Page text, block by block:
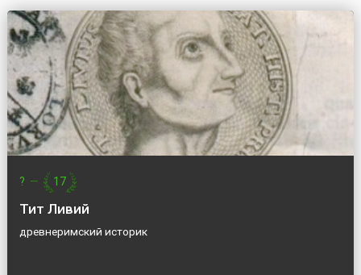
? — 17
Тит Ливий
древнеримский историк